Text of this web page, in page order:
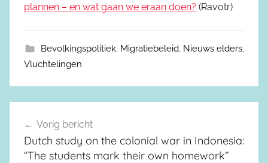
plannen – en wat gaan we eraan doen? (Ravotr)
Bevolkingspolitiek, Migratiebeleid, Nieuws elders,
Vluchtelingen
Berichtnavigatie
Vorig bericht
Dutch study on the colonial war in Indonesia:
“The students mark their own homework”